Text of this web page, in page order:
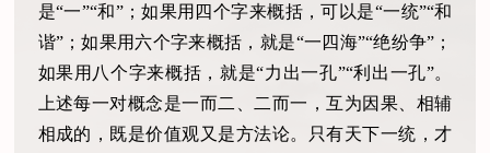
是“一”“和”；如果用四个字来概括，可以是“一统”“和
谐”；如果用六个字来概括，就是“一四海”“绝纷争”；
如果用八个字来概括，就是“力出一孔”“利出一孔”。
上述每一对概念是一而二、二而一，互为因果、相辅
相成的，既是价值观又是方法论。只有天下一统，才